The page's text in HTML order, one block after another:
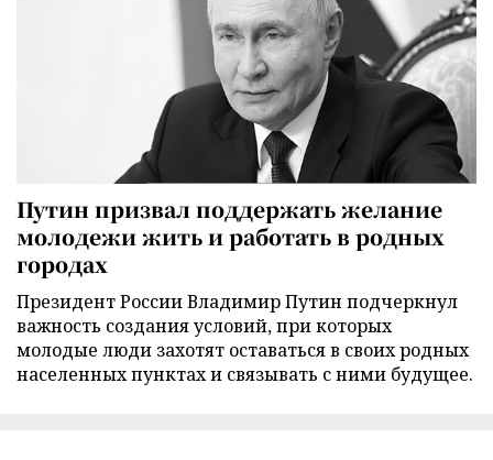
Путин призвал поддержать желание
молодежи жить и работать в родных
городах
Президент России Владимир Путин подчеркнул
важность создания условий, при которых
молодые люди захотят оставаться в своих родных
населенных пунктах и связывать с ними будущее.